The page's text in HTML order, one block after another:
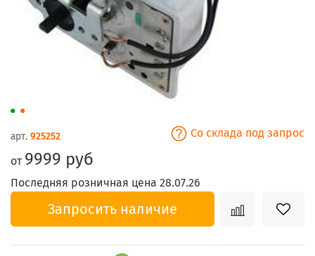
арт. 925252 Со склада под запрос
от 9999 руб
Последняя розничная цена 28.07.26
Запросить наличие